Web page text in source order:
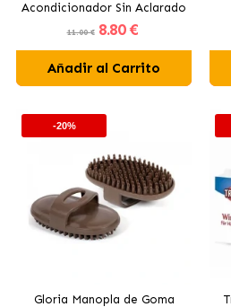
Acondicionador Sin Aclarado
Para Perros
11.00 € 8.80 €
Añadir al Carrito
-20%
Gloria Manopla de Goma